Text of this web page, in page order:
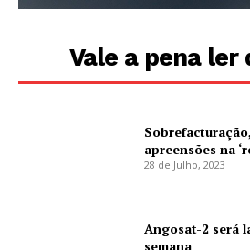
Vale a pena ler
apreensões na
28 de Julho, 2023
Angosat-2 será
semana